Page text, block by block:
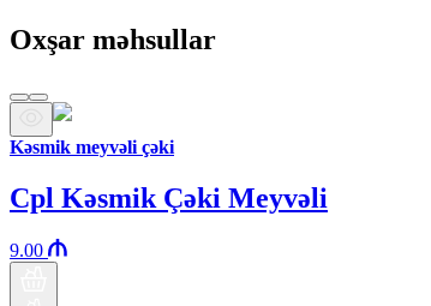
Oxşar məhsullar
Kəsmik meyvəli çəki
Cpl Kəsmik Çəki Meyvəli
9.00